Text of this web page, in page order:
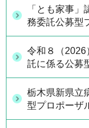
「とも家事
務委託公募型
令和８（2026
託に係る公募
栃木県新県立
型プロポーザ